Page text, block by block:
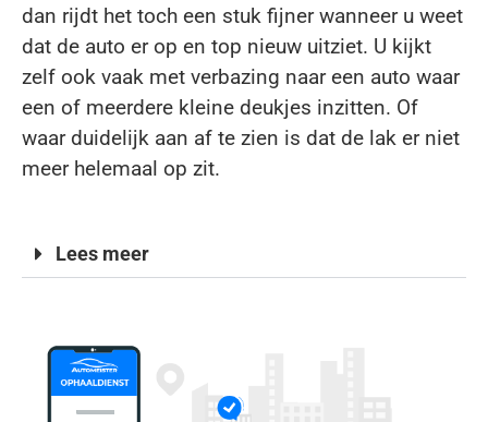
dan rijdt het toch een stuk fijner wanneer u weet
dat de auto er op en top nieuw uitziet. U kijkt
zelf ook vaak met verbazing naar een auto waar
een of meerdere kleine deukjes inzitten. Of
waar duidelijk aan af te zien is dat de lak er niet
meer helemaal op zit.
Lees meer